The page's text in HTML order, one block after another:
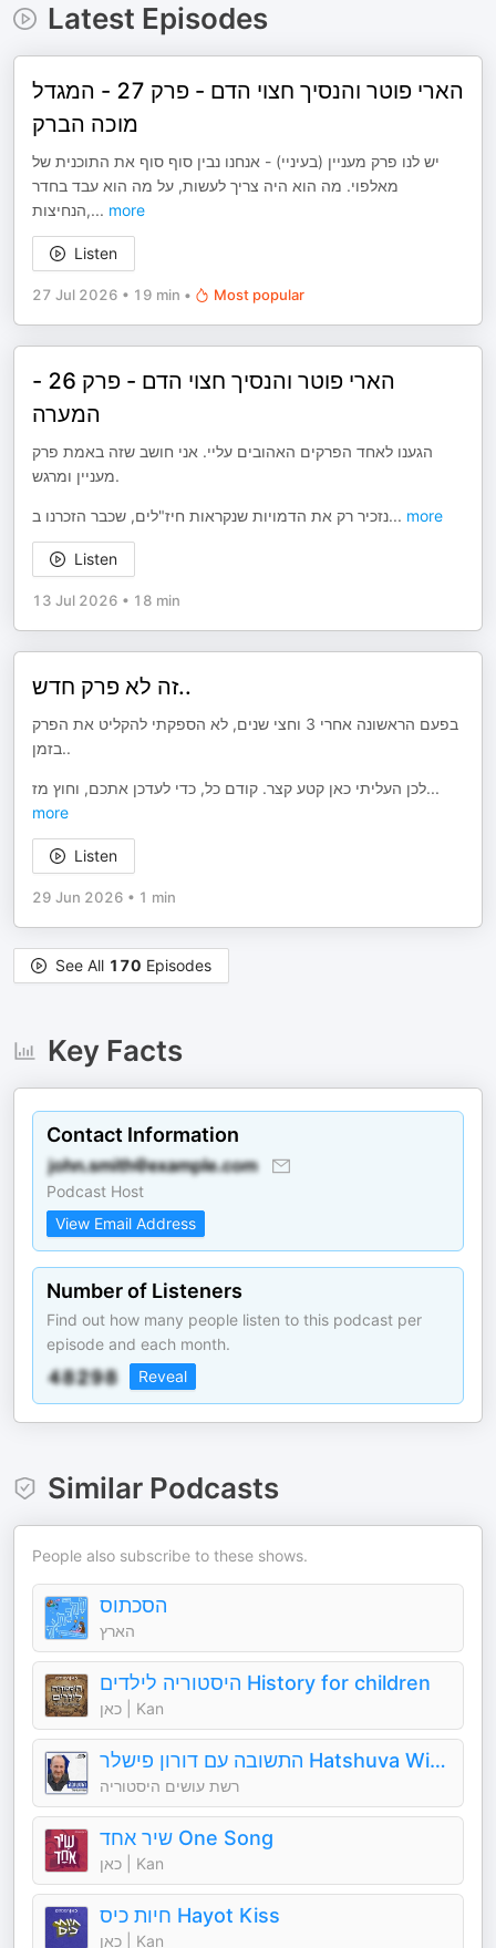
Latest Episodes
הארי פוטר והנסיך חצוי הדם - פרק 27 - המגדל
מוכה הברק
יש לנו פרק מעניין (בעיניי) - אנחנו נבין סוף סוף את התוכנית של
מאלפוי. מה הוא היה צריך לעשות, על מה הוא עבד בחדר
הנחיצות,... more
Listen
27 Jul 2026 • 19 min • Most popular
הארי פוטר והנסיך חצוי הדם - פרק 26 -
המערה
הגענו לאחד הפרקים האהובים עליי. אני חושב שזה באמת פרק
מעניין ומרגש.
נזכיר רק את הדמויות שנקראות חיז"לים, שכבר הזכרנו ב... more
Listen
13 Jul 2026 • 18 min
זה לא פרק חדש..
בפעם הראשונה אחרי 3 וחצי שנים, לא הספקתי להקליט את הפרק
בזמן..
לכן העליתי כאן קטע קצר. קודם כל, כדי לעדכן אתכם, וחוץ מז...
more
Listen
29 Jun 2026 • 1 min
See All 170 Episodes
Key Facts
Contact Information
Podcast Host
View Email Address
Number of Listeners
Find out how many people listen to this podcast per
episode and each month.
Reveal
Similar Podcasts
People also subscribe to these shows.
הסכתוס
הארץ
היסטוריה לילדים History for children
כאן | Kan
התשובה עם דורון פישלר Hatshuva With Doron Fishler
רשת עושים היסטוריה
שיר אחד One Song
כאן | Kan
חיות כיס Hayot Kiss
כאן | Kan